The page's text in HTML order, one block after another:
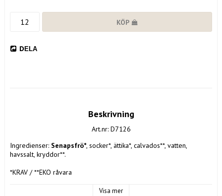
KÖP
DELA
Beskrivning
Art.nr: D7126
Ingredienser: Senapsfrö*, socker*, ättika*, calvados**, vatten,
havssalt, kryddor**.
*KRAV / **EKO råvara
Visa mer